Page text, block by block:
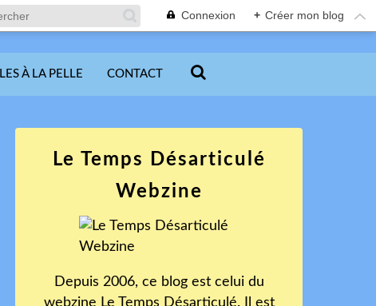
Connexion + Créer mon blog
À LA PELLE CONTACT
Le Temps Désarticulé
Webzine
Depuis 2006, ce blog est celui du
webzine Le Temps Désarticulé. Il est